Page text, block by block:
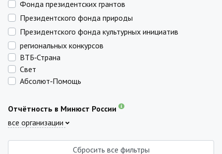
Фонда президентских грантов
Президентского фонда природы
Президентского фонда культурных инициатив
региональных конкурсов
ВТБ‑Страна
Свет
Абсолют‑Помощь
Отчётность в Минюст России
все организации
Сбросить все фильтры